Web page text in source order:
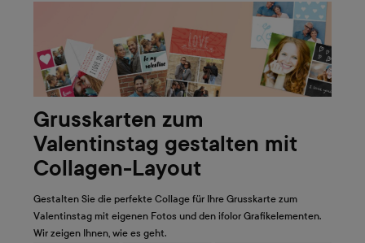
Grusskarten zum
Valentinstag gestalten mit
Collagen-Layout
Gestalten Sie die perfekte Collage für Ihre Grusskarte zum
Valentinstag mit eigenen Fotos und den ifolor Grafikelementen.
Wir zeigen Ihnen, wie es geht.